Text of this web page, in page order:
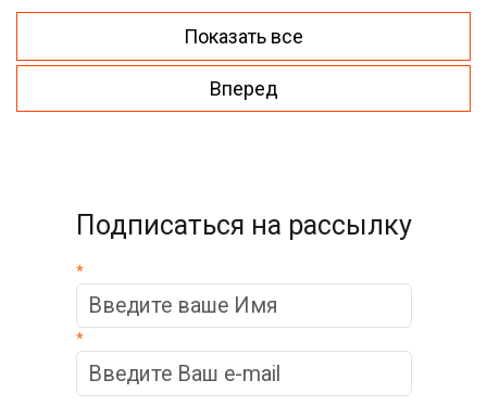
Показать все
Вперед
Подписаться на рассылку
*
*